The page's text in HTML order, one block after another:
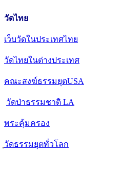
วัดไทย
เว็บวัดในประเทศไทย
วัดไทยในต่างประเทศ
คณะสงฆ์ธรรมยุตUSA
วัดป่าธรรมชาติ LA
พระคุ้มครอง
วัดธรรมยุตทั่วโลก